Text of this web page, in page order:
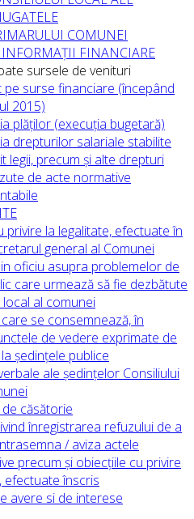
COMUNEI
FINANCIARE
sursele de venituri
pe surse financiare (începând
2015)
plăților (execuția bugetară)
drepturilor salariale stabilite
legii, precum și alte drepturi
de acte normative
privire la legalitate, efectuate în
general al Comunei
oficiu asupra problemelor de
care urmează să fie dezbătute
local al comunei
se consemnează, în
de vedere exprimate de
ședințele publice
ale ședințelor Consiliului
căsătorie
înregistrarea refuzului de a
/ aviza actele
precum și obiecțiile cu privire
efectuate înscris
avere si de interese